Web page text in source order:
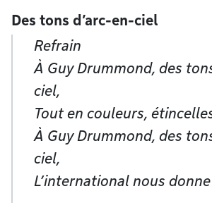
Des tons d’arc-en-ciel
Refrain
À Guy Drummond, des
ciel,
Tout en couleurs,
À Guy Drummond, des
ciel,
L’international nous